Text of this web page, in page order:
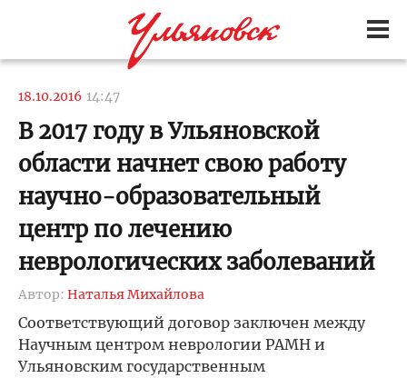
18.10.2016 14:47
В 2017 году в Ульяновской
области начнет свою работу
научно-образовательный
центр по лечению
неврологических заболеваний
Автор: Наталья Михайлова
Соответствующий договор заключен между
Научным центром неврологии РАМН и
Ульяновским государственным